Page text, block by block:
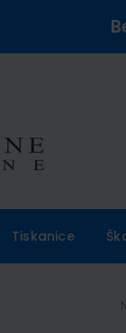
Tiskanice